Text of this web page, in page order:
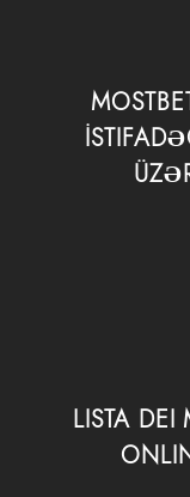
LISTA